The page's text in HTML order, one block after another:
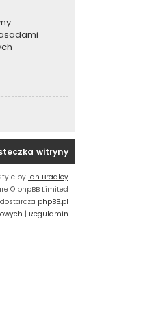
witryny
by Ian Bradley
© phpBB Limited
phpBB.pl
| Regulamin